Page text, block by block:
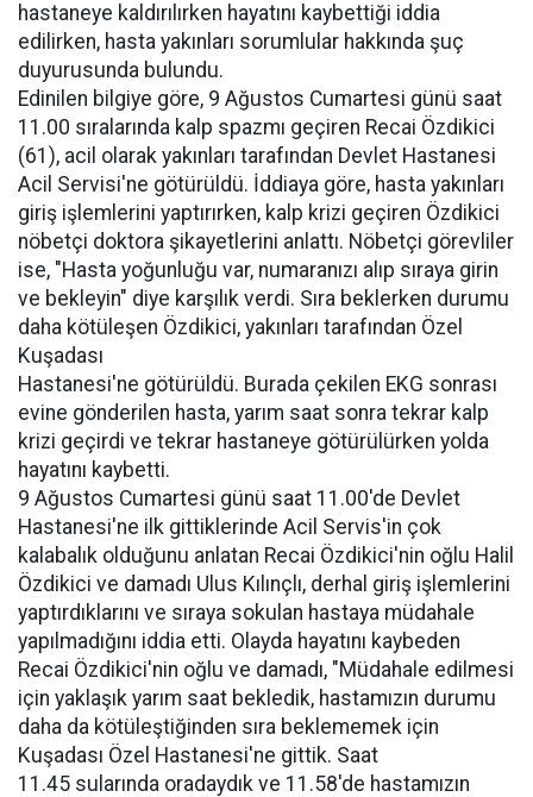
hastaneye kaldırılırken hayatını kaybettiği iddia
edilirken, hasta yakınları sorumlular hakkında şuç
duyurusunda bulundu.
Edinilen bilgiye göre, 9 Ağustos Cumartesi günü saat
11.00 sıralarında kalp spazmı geçiren Recai Özdikici
(61), acil olarak yakınları tarafından Devlet Hastanesi
Acil Servisi'ne götürüldü. İddiaya göre, hasta yakınları
giriş işlemlerini yaptırırken, kalp krizi geçiren Özdikici
nöbetçi doktora şikayetlerini anlattı. Nöbetçi görevliler
ise, "Hasta yoğunluğu var, numaranızı alıp sıraya girin
ve bekleyin" diye karşılık verdi. Sıra beklerken durumu
daha kötüleşen Özdikici, yakınları tarafından Özel
Kuşadası
Hastanesi'ne götürüldü. Burada çekilen EKG sonrası
evine gönderilen hasta, yarım saat sonra tekrar kalp
krizi geçirdi ve tekrar hastaneye götürülürken yolda
hayatını kaybetti.
9 Ağustos Cumartesi günü saat 11.00'de Devlet
Hastanesi'ne ilk gittiklerinde Acil Servis'in çok
kalabalık olduğunu anlatan Recai Özdikici'nin oğlu Halil
Özdikici ve damadı Ulus Kılınçlı, derhal giriş işlemlerini
yaptırdıklarını ve sıraya sokulan hastaya müdahale
yapılmadığını iddia etti. Olayda hayatını kaybeden
Recai Özdikici'nin oğlu ve damadı, "Müdahale edilmesi
için yaklaşık yarım saat bekledik, hastamızın durumu
daha da kötüleştiğinden sıra beklememek için
Kuşadası Özel Hastanesi'ne gittik. Saat
11.45 sularında oradaydık ve 11.58'de hastamızın